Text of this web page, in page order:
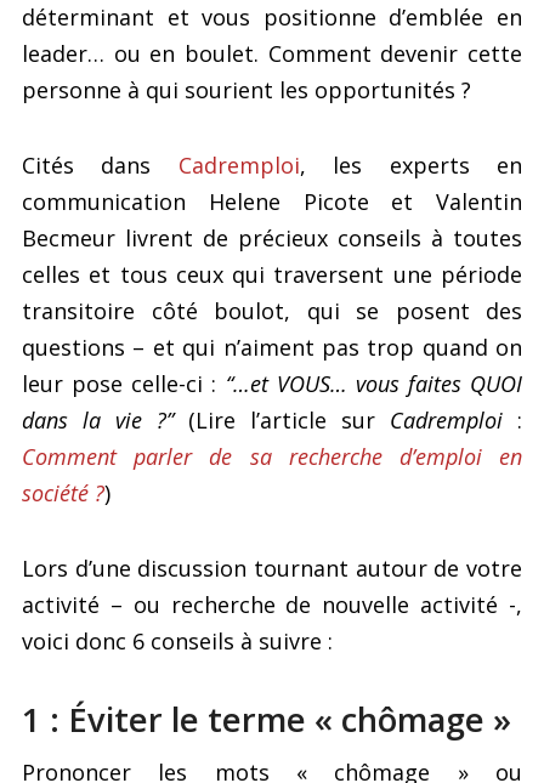
déterminant et vous positionne d’emblée en
leader… ou en boulet. Comment devenir cette
personne à qui sourient les opportunités ?
Cités dans Cadremploi, les experts en
communication Helene Picote et Valentin
Becmeur livrent de précieux conseils à toutes
celles et tous ceux qui traversent une période
transitoire côté boulot, qui se posent des
questions – et qui n’aiment pas trop quand on
leur pose celle-ci : “…et VOUS… vous faites QUOI
dans la vie ?”(Lire l’article sur Cadremploi :
Comment parler de sa recherche d’emploi en
société ?)
Lors d’une discussion tournant autour de votre
activité – ou recherche de nouvelle activité -,
voici donc 6 conseils à suivre :
1 : Éviter le terme « chômage »
Prononcer les mots « chômage » ou